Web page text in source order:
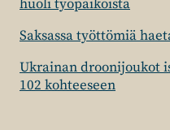
huoli työpaikoista
Saksassa työttömiä
Ukrainan droonijoukot
102 kohteeseen